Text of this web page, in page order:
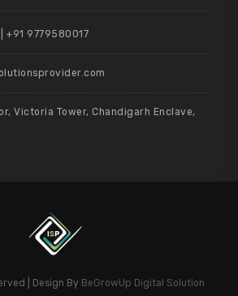
+91 9779580017
Victoria Tower, Chandigarh Enclave,
| Design By BeGrowUp Digital Solution